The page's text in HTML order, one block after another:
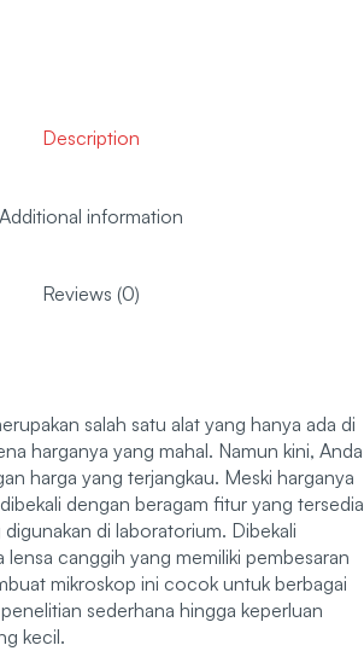
Description
Additional information
Reviews (0)
salah satu alat yang hanya ada di
harganya yang mahal. Namun kini, Anda
harga yang terjangkau. Meski harganya
dengan beragam fitur yang tersedia
di laboratorium. Dibekali
canggih yang memiliki pembesaran
mikroskop ini cocok untuk berbagai
sederhana hingga keperluan
kecil.